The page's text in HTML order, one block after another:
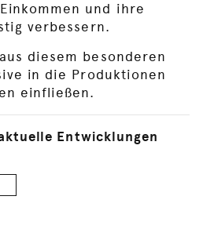
und ihre
verbessern.
diesem besonderen
in die Produktionen
einfließen.
Entwicklungen